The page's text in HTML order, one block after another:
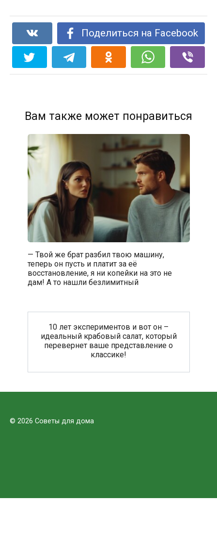
Поделиться на Facebook
Вам также может понравиться
— Твой же брат разбил твою машину,
теперь он пусть и платит за её
восстановление, я ни копейки на это не
дам! А то нашли безлимитный
10 лет экспериментов и вот он –
идеальный крабовый салат, который
перевернет ваше представление о
классике!
© 2026 Советы для дома